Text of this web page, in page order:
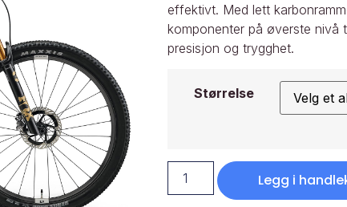
effektivt. Med lett
komponenter på øverste nivå
presisjon og trygghet.
Størrelse
Legg i